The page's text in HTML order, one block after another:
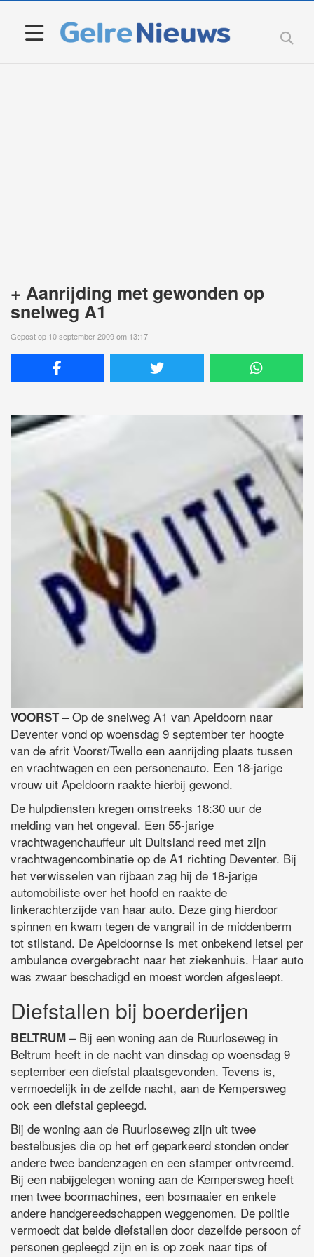
+ Aanrijding met gewonden op
snelweg A1
Gepost op 10 september 2009 om 13:17
VOORST– Op de snelweg A1 van Apeldoorn naar
Deventer vond op woensdag 9 september ter hoogte
van de afrit Voorst/Twello een aanrijding plaats tussen
en vrachtwagen en een personenauto. Een 18-jarige
vrouw uit Apeldoorn raakte hierbij gewond.
De hulpdiensten kregen omstreeks 18:30 uur de
melding van het ongeval. Een 55-jarige
vrachtwagenchauffeur uit Duitsland reed met zijn
vrachtwagencombinatie op de A1 richting Deventer. Bij
het verwisselen van rijbaan zag hij de 18-jarige
automobiliste over het hoofd en raakte de
linkerachterzijde van haar auto. Deze ging hierdoor
spinnen en kwam tegen de vangrail in de middenberm
tot stilstand. De Apeldoornse is met onbekend letsel per
ambulance overgebracht naar het ziekenhuis. Haar auto
was zwaar beschadigd en moest worden afgesleept.
Diefstallen bij boerderijen
BELTRUM – Bij een woning aan de Ruurloseweg in
Beltrum heeft in de nacht van dinsdag op woensdag 9
september een diefstal plaatsgevonden. Tevens is,
vermoedelijk in de zelfde nacht, aan de Kempersweg
ook een diefstal gepleegd.
Bij de woning aan de Ruurloseweg zijn uit twee
bestelbusjes die op het erf geparkeerd stonden onder
andere twee bandenzagen en een stamper ontvreemd.
Bij een nabijgelegen woning aan de Kempersweg heeft
men twee boormachines, een bosmaaier en enkele
andere handgereedschappen weggenomen. De politie
vermoedt dat beide diefstallen door dezelfde persoon of
personen gepleegd zijn en is op zoek naar tips of